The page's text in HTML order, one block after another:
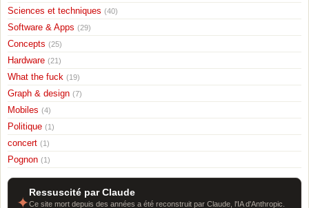
Sciences et techniques (40)
Software & Apps (29)
Concepts (25)
Hardware (21)
What the fuck (19)
Graph & design (7)
Mobiles (4)
Politique (1)
concert (1)
Pognon (1)
✦
Ressuscité par Claude
Ce site mort depuis des années a été reconstruit par Claude, l'IA d'Anthropic.